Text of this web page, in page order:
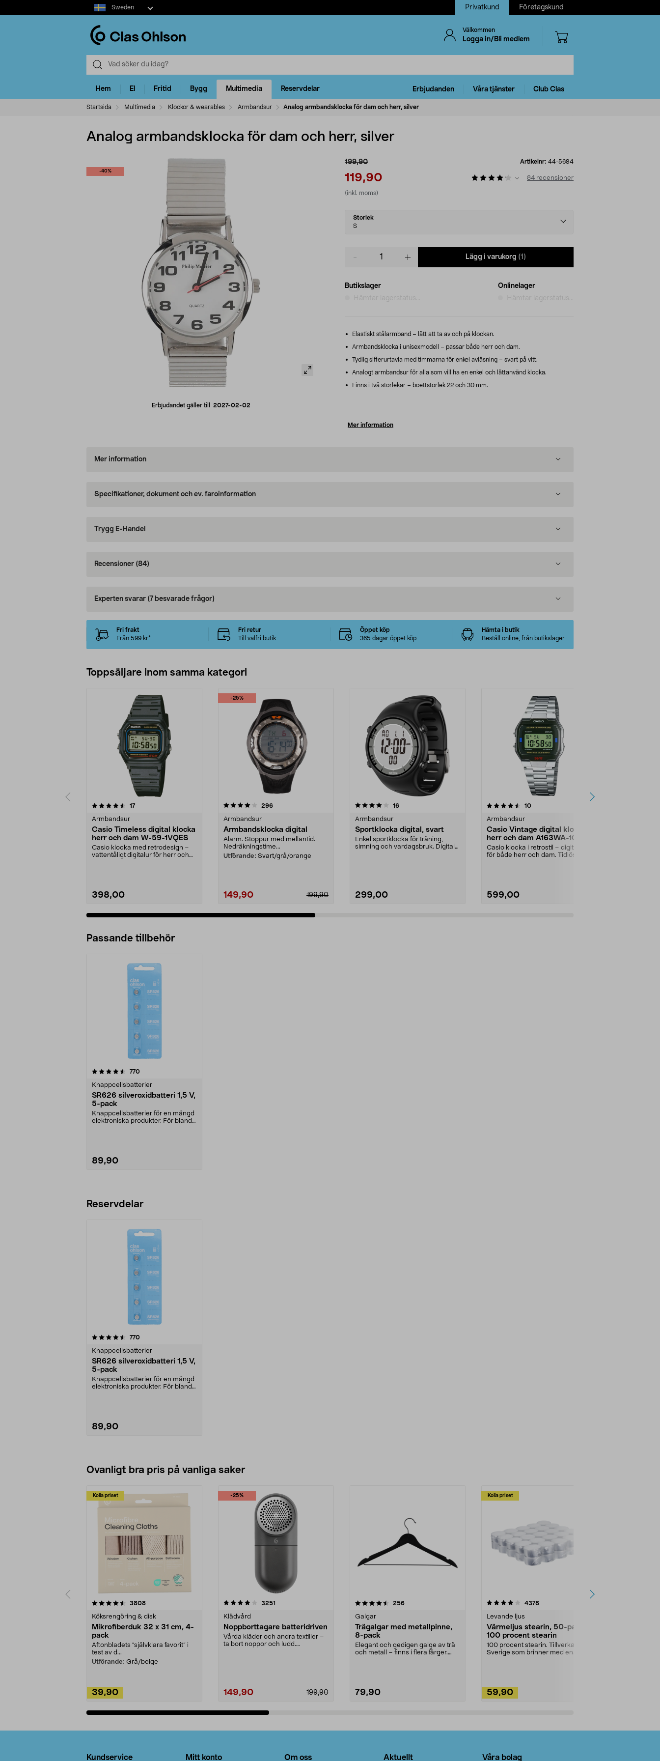
Select
market
Sweden Privatkund Företagskund
Välkommen
Logga in/Bli medlem
Hem El Fritid Bygg Multimedia Reservdelar Erbjudanden Våra tjänster Club Clas
Startsida Multimedia Klockor & wearables Armbandsur Analog armbandsklocka för dam och herr, silver
Analog armbandsklocka för dam och herr, silver
-40%
Erbjudandet gäller till 2027-02-02
199,90
119,90
(inkl. moms)
Artikelnr: 44-5684
84 recensioner
Select
variant
Storlek
S
Lägg i varukorg (1)
Butikslager
Onlinelager
Elastiskt stålarmband – lätt att ta av och på klockan.
Armbandsklocka i unisexmodell – passar både herr och dam.
Tydlig sifferurtavla med timmarna för enkel avläsning – svart på vitt.
Analogt armbandsur för alla som vill ha en enkel och lättanvänd klocka.
Finns i två storlekar – boettstorlek 22 och 30 mm.
Mer information
Mer information
Specifikationer, dokument och ev. faroinformation
Trygg E-Handel
Recensioner (84)
Experten svarar (7 besvarade frågor)
Fri frakt
Från 599 kr*
Fri retur
Till valfri butik
Öppet köp
365 dagar öppet köp
Hämta i butik
Beställ online, från butikslager
Toppsäljare inom samma kategori
17recensioner
Armbandsur
Casio Timeless digital klocka
herr och dam W-59-1VQES
Casio klocka med retrodesign –
vattentåligt digitalur för herr och
398,00
-25%
4.0 av 5 stjärnor 296recensioner
Armbandsur
Armbandsklocka digital
Alarm. Stoppur med mellantid.
Nedräkningstime...
Utförande: Svart/grå/orange
149,90 199,90
4.0 av 5 stjärnor 16recensioner
Armbandsur
Sportklocka digital, svart
Enkel sportklocka för träning,
simning och vardagsbruk. Digital
299,00
4.5 av 5 stjärnor 10recensioner
Armbandsur
Casio Vintage digital klocka
herr och dam A163WA-1QES
Casio klocka i retrostil – digitalur
för både herr och dam. Tidlös
599,00
4.0 av 5 stjärnor
Passande tillbehör
770recensioner
Knappcellsbatterier
SR626 silveroxidbatteri 1,5 V,
5-pack
Knappcellsbatterier för en mängd
elektroniska produkter. För bland
89,90
Reservdelar
770recensioner
Knappcellsbatterier
SR626 silveroxidbatteri 1,5 V,
5-pack
Knappcellsbatterier för en mängd
elektroniska produkter. För bland
89,90
Ovanligt bra pris på vanliga saker
Kolla priset
3808recensioner
Köksrengöring & disk
Mikrofiberduk 32 x 31 cm, 4-
pack
Aftonbladets "självklara favorit” i
test av d...
Utförande: Grå/beige
39,90
-25%
4.0av 5 stjärnor 3251
Klädvård
Noppborttagare batteridriven
Vårda kläder och andra textilier –
ta bort noppor och ludd.
199,90
149,90
4.5av 5 stjärnor 256recensioner
Galgar
Trägalgar med metallpinne,
8-pack
Elegant och gedigen galge av trä
och metall – finns i flera färger.
79,90
Kolla priset
4.0av 5 stjärnor 4378recensioner
Levande ljus
Värmeljus stearin, 50-pack,
100 procent stearin
100 procent stearin. Tillverkade i
Sverige som brinner med en
59,90
4.5av 5 stjärnor
Kundservice Mitt konto Om oss Aktuellt Våra bolag